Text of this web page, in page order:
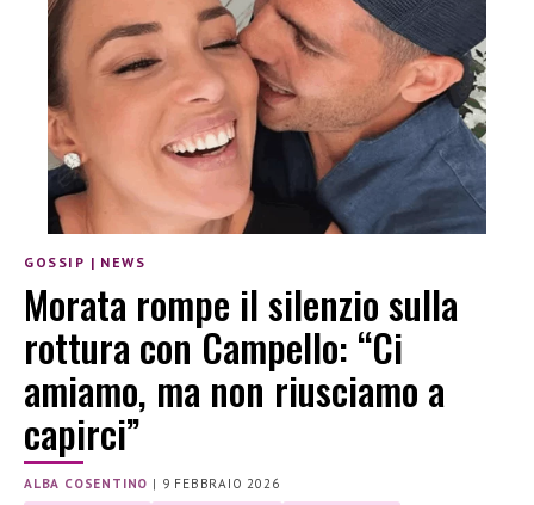
GOSSIP | NEWS
Morata rompe il silenzio sulla
rottura con Campello: “Ci
amiamo, ma non riusciamo a
capirci”
ALBA COSENTINO | 9 FEBBRAIO 2026